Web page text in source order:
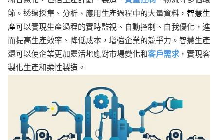
節。透過採集、分析、應用生產過程中的大量資料， 智慧生
產可以實現生產過程的實時監視、自動控制、自我優化，進
而提高生產效率、降低成本，增強企業的競爭力。智慧生產
還可以使企業更加靈活地應對市場變化和客戶需求 ，實現客
製化生產和柔性製造。